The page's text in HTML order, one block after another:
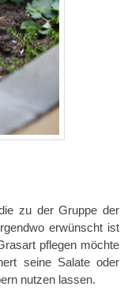
zu der Gruppe der
erwünscht ist
pflegen möchte
seine Salate oder
nutzen lassen.